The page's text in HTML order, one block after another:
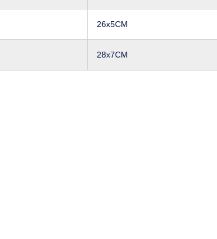
26x5CM
28x7CM